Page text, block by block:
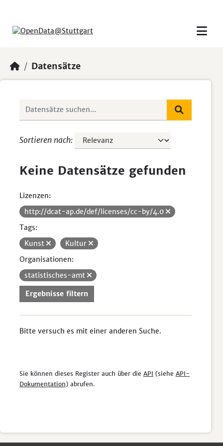
Datensätze
Sortieren nach
Keine Datensätze gefunden
Lizenzen:
http://dcat-ap.de/def/licenses/cc-by/4.0
Tags:
Kunst
Kultur
Organisationen:
statistisches-amt
Ergebnisse filtern
Bitte versuch es mit einer anderen Suche.
Sie können dieses Register auch über die API (siehe API-
Dokumentation) abrufen.